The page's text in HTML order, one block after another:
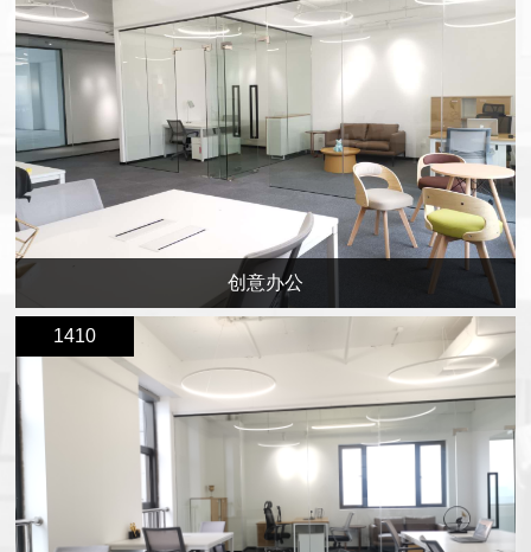
创意办公
1410